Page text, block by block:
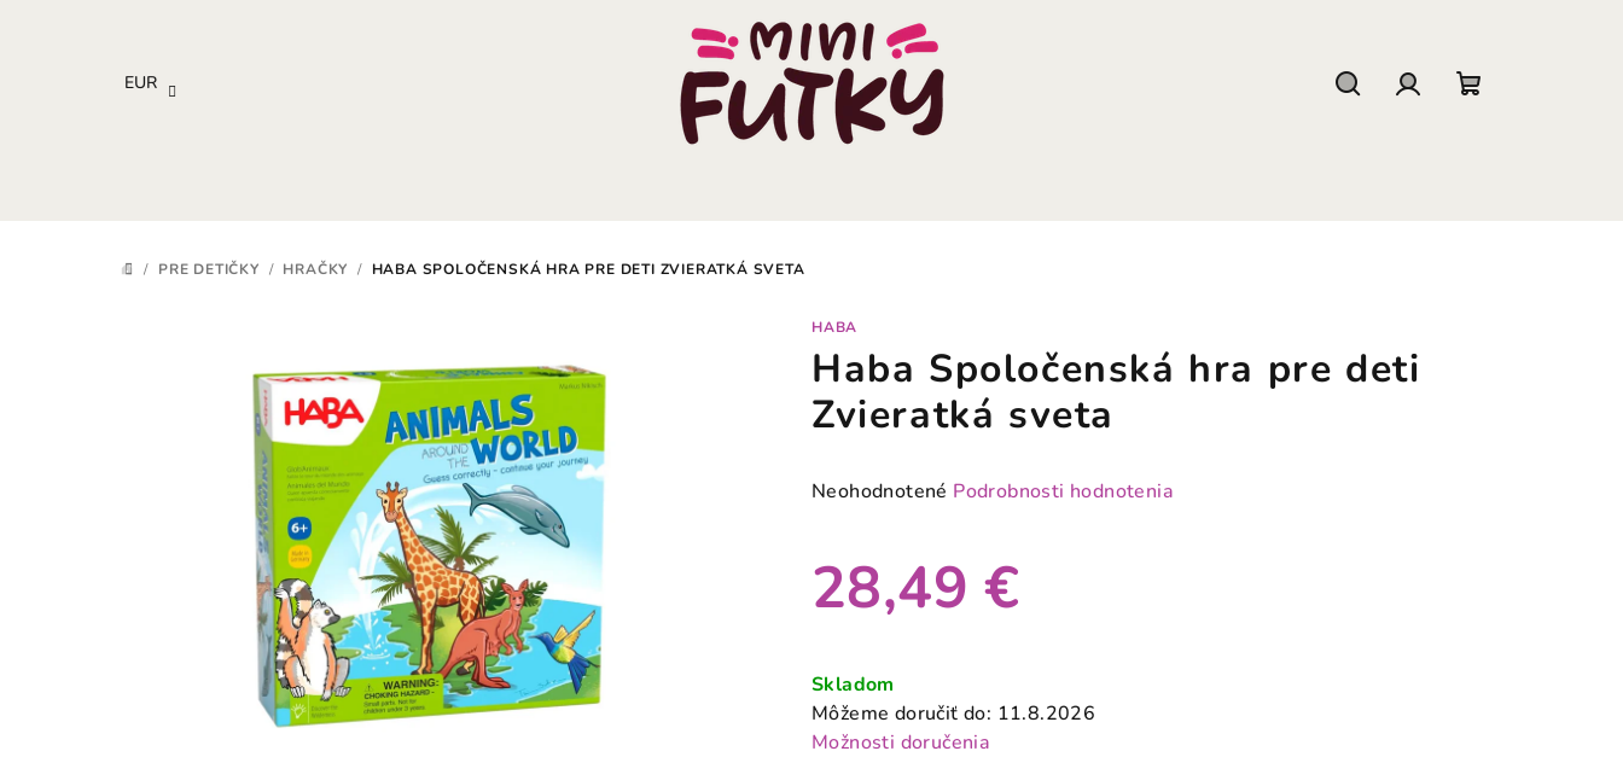
EUR
DOMOV
/ PRE DETIČKY / HRAČKY / HABA SPOLOČENSKÁ HRA PRE DETI ZVIERATKÁ SVETA
HABA
Haba Spoločenská hra pre deti
Zvieratká sveta
Priemerné
je
0,0
hviezdičiek.
Neohodnotené Podrobnosti hodnotenia
28,49 €
cena:
Skladom
Môžeme doručiť do: 11.8.2026
Možnosti doručenia